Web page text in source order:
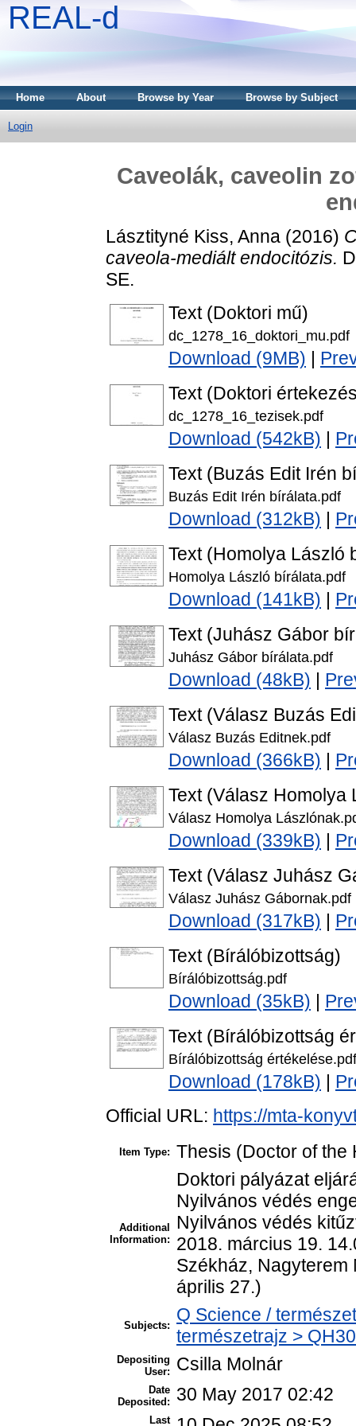
REAL-d
Home About Browse by Year Browse by Subject
Login
Caveolák, caveolin
Lásztityné Kiss, Anna (2016)
caveola-mediált endocitózis.
SE.
Text (Doktori mű)
dc_1278_16_doktori_mu.pdf
Download (9MB)
Text (Doktori
dc_1278_16_tezisek.pdf
Download (542kB)
Text (Buzás Edit Irén
Buzás Edit Irén bírálata.pdf
Download (312kB)
Text (Homolya László
Homolya László bírálata.pdf
Download (141kB)
Text (Juhász Gábor
Juhász Gábor bírálata.pdf
Download (48kB)
Text (Válasz Buzás
Válasz Buzás Editnek.pdf
Download (366kB)
Text (Válasz Homolya
Válasz Homolya
Download (339kB)
Text (Válasz Juhász
Válasz Juhász Gábornak.pdf
Download (317kB)
Text (Bírálóbizottság)
Bírálóbizottság.pdf
Download (35kB)
Text (Bírálóbizottság
Bírálóbizottság értékelése.pdf
Download (178kB)
Official URL: https://mta-
Item Type: Thesis (Doctor of the
Additional
Information:
Doktori pályázat
Nyilvános védés
Nyilvános védés
2018. március 19.
Székház, Nagyterem
április 27.)
Subjects:
Q Science /
természetrajz >
Depositing
User:
Csilla Molnár
Date
Deposited:
30 May 2017 02:42
Last